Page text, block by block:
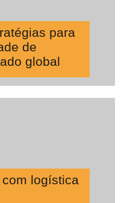
para
de
global
logística